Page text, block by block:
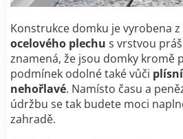
Konstrukce domku je vyrobena z
ocelového plechu s vrstvou
znamená, že jsou domky kromě
podmínek odolné také vůči
nehořlavé. Namísto času a
údržbu se tak budete moci
zahradě.